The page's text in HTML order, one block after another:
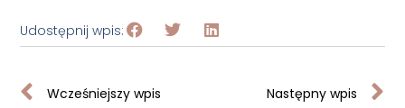
Udostępnij wpis:
Wcześniejszy wpis Następny wpis